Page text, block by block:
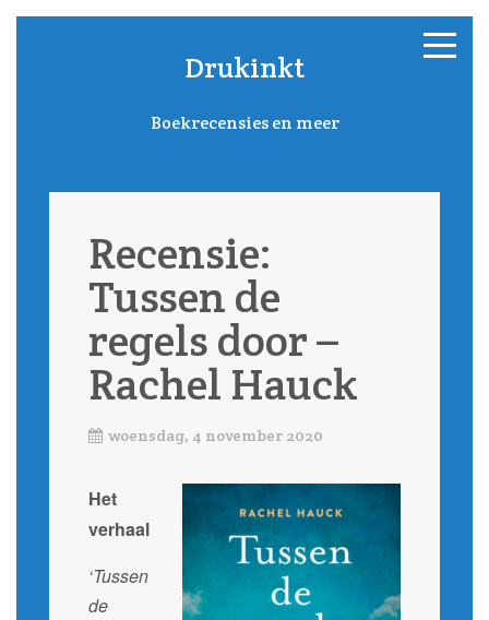
Drukinkt
Boekrecensies en meer
Recensie:
Tussen de
regels door –
Rachel Hauck
woensdag, 4 november 2020
Het
verhaal
‘Tussen
de